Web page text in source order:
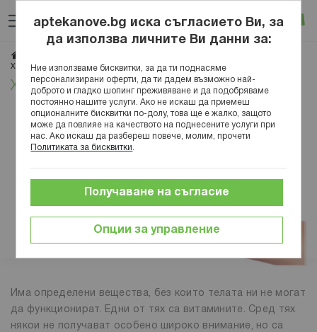
към
съдържанието
Вход
Храни, богати на витамин К
Храни, богати на витамин К
Има определени вещества, без които телата ни не могат
да функционират. Едни от тях са витамините. Сред тях
някои не получават особено широко внимание, но са
aptekanove.bg иска съгласието Ви, за
да използва личните Ви данни за:
Ние използваме бисквитки, за да ти поднасяме
персонализирани оферти, да ти дадем възможно най-
доброто и гладко шопинг преживяване и да подобряваме
постоянно нашите услуги. Ако не искаш да приемеш
опционалните бисквитки по-долу, това ще е жалко, защото
може да повлияе на качеството на поднесените услуги при
нас. Ако искаш да разбереш повече, молим, прочети
Политиката за бисквитки
Опции за управление
Получаване на съгласие